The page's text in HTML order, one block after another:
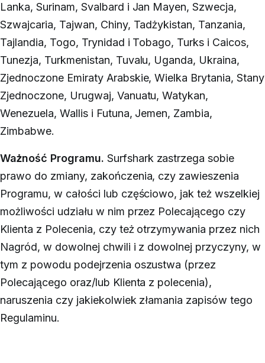
Lanka, Surinam, Svalbard i Jan Mayen, Szwecja,
Szwajcaria, Tajwan, Chiny, Tadżykistan, Tanzania,
Tajlandia, Togo, Trynidad i Tobago, Turks i Caicos,
Tunezja, Turkmenistan, Tuvalu, Uganda, Ukraina,
Zjednoczone Emiraty Arabskie, Wielka Brytania, Stany
Zjednoczone, Urugwaj, Vanuatu, Watykan,
Wenezuela, Wallis i Futuna, Jemen, Zambia,
Zimbabwe.
Ważność Programu. Surfshark zastrzega sobie
prawo do zmiany, zakończenia, czy zawieszenia
Programu, w całości lub częściowo, jak też wszelkiej
możliwości udziału w nim przez Polecającego czy
Klienta z Polecenia, czy też otrzymywania przez nich
Nagród, w dowolnej chwili i z dowolnej przyczyny, w
tym z powodu podejrzenia oszustwa (przez
Polecającego oraz/lub Klienta z polecenia),
naruszenia czy jakiekolwiek złamania zapisów tego
Regulaminu.